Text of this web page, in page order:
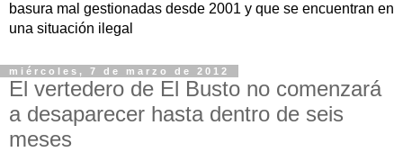
basura mal gestionadas desde 2001 y que se encuentran en
una situación ilegal
miércoles, 7 de marzo de 2012
El vertedero de El Busto no comenzará
a desaparecer hasta dentro de seis
meses